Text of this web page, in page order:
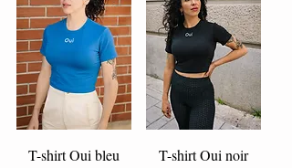
T-shirt Oui bleu T-shirt Oui noir